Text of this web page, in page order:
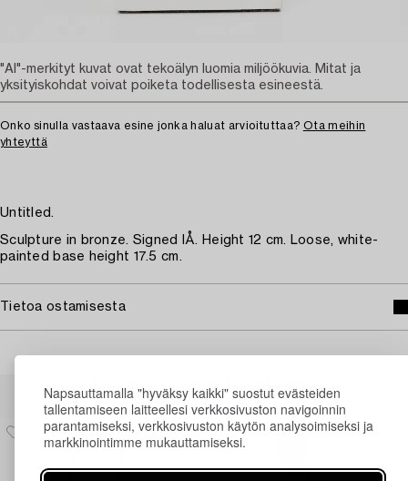
Napsauttamalla "hyväksy kaikki" suostut evästeiden
tallentamiseen laitteellesi verkkosivuston navigoinnin
parantamiseksi, verkkosivuston käytön analysoimiseksi ja
markkinointimme mukauttamiseksi.
Onko sinulla vastaava esine jonka haluat arvioituttaa? Ota meihin
yhteyttä
Untitled.
Sculpture in bronze. Signed IÅ. Height 12 cm. Loose, white-
painted base height 17.5 cm.
Tietoa ostamisesta
"AI"-merkityt kuvat ovat tekoälyn luomia miljöökuvia. Mitat ja
yksityiskohdat voivat poiketa todellisesta esineestä.
Muiden katsomia kohteita